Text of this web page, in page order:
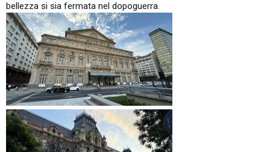
bellezza si sia fermata nel dopoguerra.